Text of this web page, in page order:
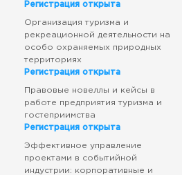
Регистрация открыта
Организация туризма и
рекреационной деятельности на
особо охраняемых природных
территориях
Регистрация открыта
Правовые новеллы и кейсы в
работе предприятия туризма и
гостеприимства
Регистрация открыта
Эффективное управление
проектами в событийной
индустрии: корпоративные и